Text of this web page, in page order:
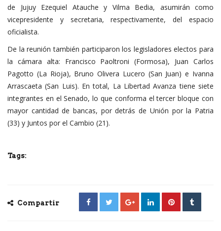
de Jujuy Ezequiel Atauche y Vilma Bedia, asumirán como
vicepresidente y secretaria, respectivamente, del espacio
oficialista.
De la reunión también participaron los legisladores electos para
la cámara alta: Francisco Paoltroni (Formosa), Juan Carlos
Pagotto (La Rioja), Bruno Olivera Lucero (San Juan) e Ivanna
Arrascaeta (San Luis). En total, La Libertad Avanza tiene siete
integrantes en el Senado, lo que conforma el tercer bloque con
mayor cantidad de bancas, por detrás de Unión por la Patria
(33) y Juntos por el Cambio (21).
Tags:
Compartir